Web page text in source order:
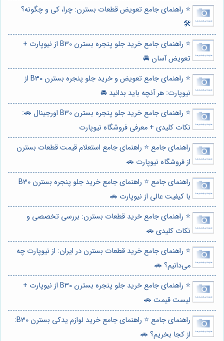
⭐️ راهنمای جامع تعویض قطعات بسترن: چرا، کی و چگونه؟
🛠️
⭐️ راهنمای جامع خرید جلو پنجره بسترن B30 از نیوپارت +
تعویض آسان 🚘
⭐️ راهنمای جامع تعویض و خرید جلو پنجره بسترن B30 از
نیوپارت: هر آنچه باید بدانید 🚘
⭐️ راهنمای جامع خرید جلو پنجره بسترن B30 اورجینال 🚗:
نکات کلیدی + معرفی فروشگاه نیوپارت
راهنمای جامع ⭐️ راهنمای جامع استعلام قیمت قطعات بسترن
از فروشگاه نیوپارت 🚗
راهنمای جامع ⭐️ راهنمای جامع خرید جلو پنجره بسترن B30
با کیفیت عالی از نیوپارت 🚗
⭐️ راهنمای جامع خرید قطعات بسترن: بررسی تخصصی و
نکات کلیدی 🚗
⭐️ راهنمای جامع خرید قطعات بسترن در ایران: از نیوپارت چه
می‌دانیم؟ 🚗
⭐️ راهنمای جامع خرید جلو پنجره بسترن B30 از نیوپارت +
لیست قیمت 🚗
راهنمای جامع ⭐️ راهنمای جامع خرید لوازم یدکی بسترن B30:
از کجا بخریم؟ 🚗